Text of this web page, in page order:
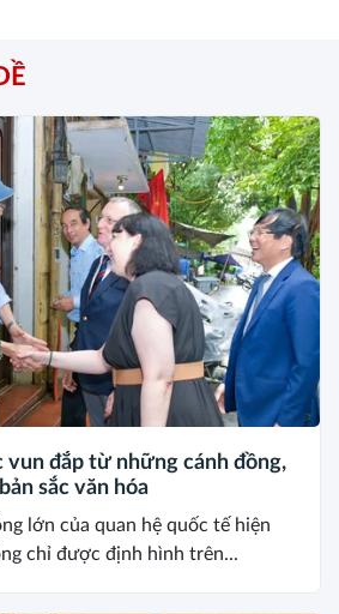
vun đắp từ những cánh đồng,
sắc văn hóa
lớn của quan hệ quốc tế hiện
chỉ được định hình trên...